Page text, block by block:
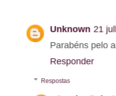
Unknown 21
Parabéns pelo
Responder
Respostas